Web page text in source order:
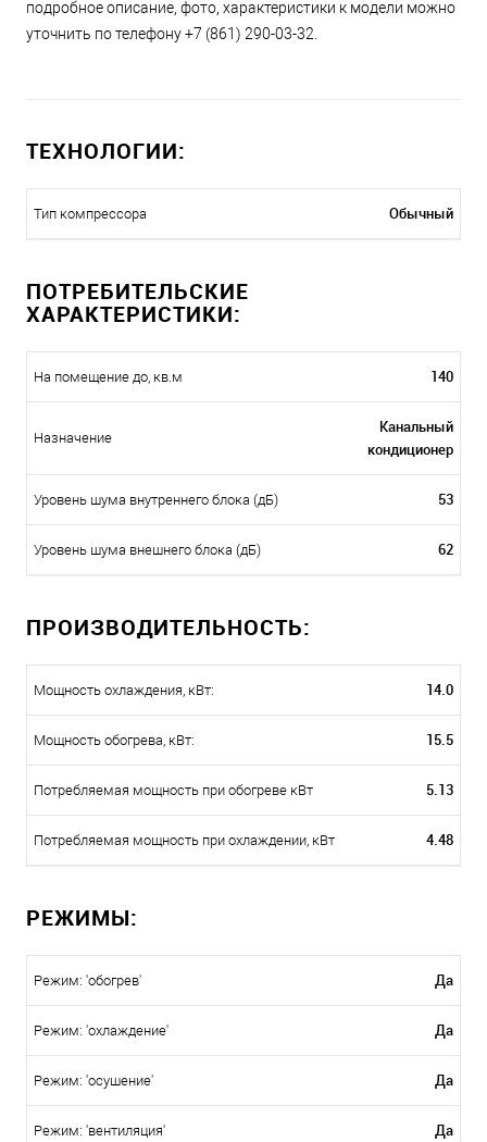
подробное описание, фото, характеристики к модели можно
уточнить по телефону +7 (861) 290-03-32.
ТЕХНОЛОГИИ:
Тип компрессора Обычный
ПОТРЕБИТЕЛЬСКИЕ
ХАРАКТЕРИСТИКИ:
На помещение до, кв.м 140
Назначение
Канальный
кондиционер
Уровень шума внутреннего блока (дБ) 53
Уровень шума внешнего блока (дБ) 62
ПРОИЗВОДИТЕЛЬНОСТЬ:
Мощность охлаждения, кВт: 14.0
Мощность обогрева, кВт: 15.5
Потребляемая мощность при обогреве кВт 5.13
Потребляемая мощность при охлаждении, кВт 4.48
РЕЖИМЫ:
Режим: 'обогрев' Да
Режим: 'охлаждение' Да
Режим: 'осушение' Да
Режим: 'вентиляция' Да